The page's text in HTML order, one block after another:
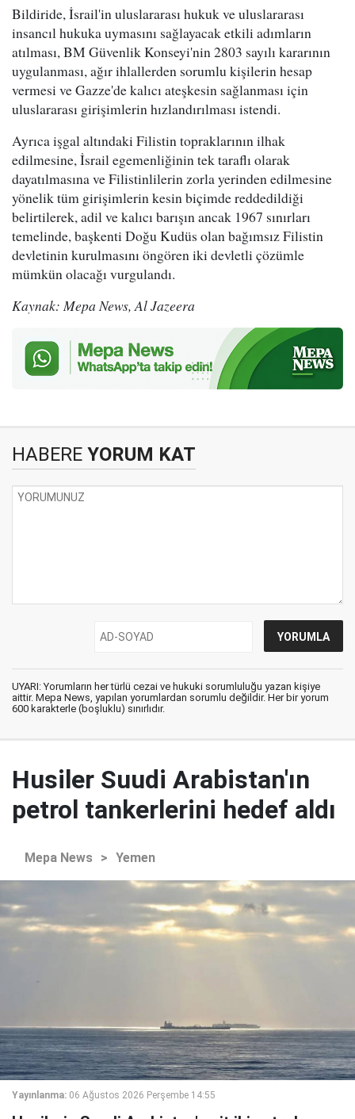
Bildiride, İsrail'in uluslararası hukuk ve uluslararası
insancıl hukuka uymasını sağlayacak etkili adımların
atılması, BM Güvenlik Konseyi'nin 2803 sayılı kararının
uygulanması, ağır ihlallerden sorumlu kişilerin hesap
vermesi ve Gazze'de kalıcı ateşkesin sağlanması için
uluslararası girişimlerin hızlandırılması istendi.
Ayrıca işgal altındaki Filistin topraklarının ilhak
edilmesine, İsrail egemenliğinin tek taraflı olarak
dayatılmasına ve Filistinlilerin zorla yerinden edilmesine
yönelik tüm girişimlerin kesin biçimde reddedildiği
belirtilerek, adil ve kalıcı barışın ancak 1967 sınırları
temelinde, başkenti Doğu Kudüs olan bağımsız Filistin
devletinin kurulmasını öngören iki devletli çözümle
mümkün olacağı vurgulandı.
Kaynak: Mepa News, Al Jazeera
HABERE YORUM KAT
UYARI: Yorumların her türlü cezai ve hukuki sorumluluğu yazan kişiye
aittir. Mepa News, yapılan yorumlardan sorumlu değildir. Her bir yorum
600 karakterle (boşluklu) sınırlıdır.
Husiler Suudi Arabistan'ın
petrol tankerlerini hedef aldı
Mepa News > Yemen
Yayınlanma: 06 Ağustos 2026 Perşembe 14:55